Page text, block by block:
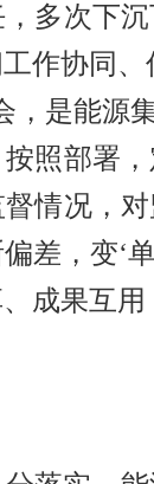
多次下
作协同
是能源
照部署
情况，
差，变‘
成果互用